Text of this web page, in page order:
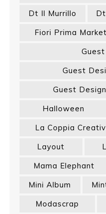
Dt Il Murrillo
Fiori Prima
Guest
Guest
Halloween
La Coppia
Layout
Mama Elephant
Mini Album
Modascrap